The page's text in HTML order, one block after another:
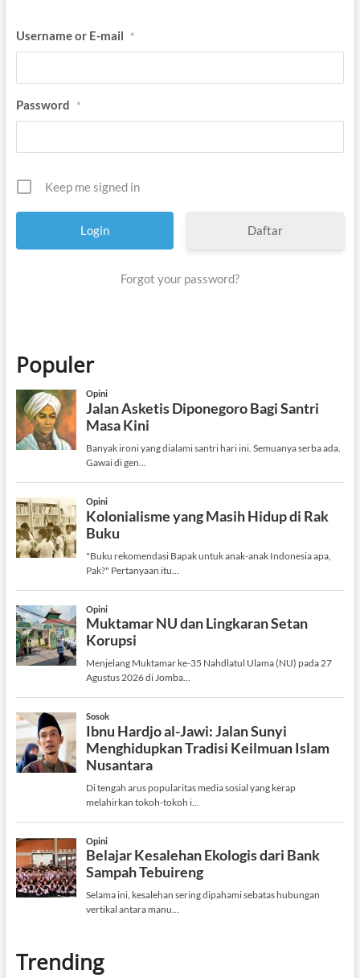
Username or E-mail *
Password *
Keep me signed in
Daftar
Forgot your password?
Populer
Trending